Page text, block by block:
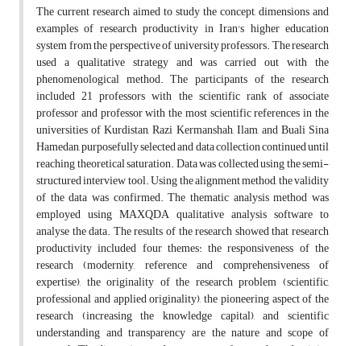
The current research aimed to study the concept, dimensions and
examples of research productivity in Iran's higher education
system from the perspective of university professors. The research
used a qualitative strategy and was carried out with the
phenomenological method. The participants of the research
included 21 professors with the scientific rank of associate
professor and professor with the most scientific references in the
universities of Kurdistan, Razi Kermanshah, Ilam, and Buali Sina
Hamedan, purposefully selected and data collection continued until
reaching theoretical saturation. Data was collected using the semi-
structured interview tool. Using the alignment method, the validity
of the data was confirmed. The thematic analysis method was
employed using MAXQDA qualitative analysis software to
analyse the data. The results of the research showed that research
productivity included four themes: the responsiveness of the
research (modernity, reference and comprehensiveness of
expertise), the originality of the research problem (scientific,
professional and applied originality), the pioneering aspect of the
research (increasing the knowledge capital), and scientific
understanding and transparency are the nature and scope of